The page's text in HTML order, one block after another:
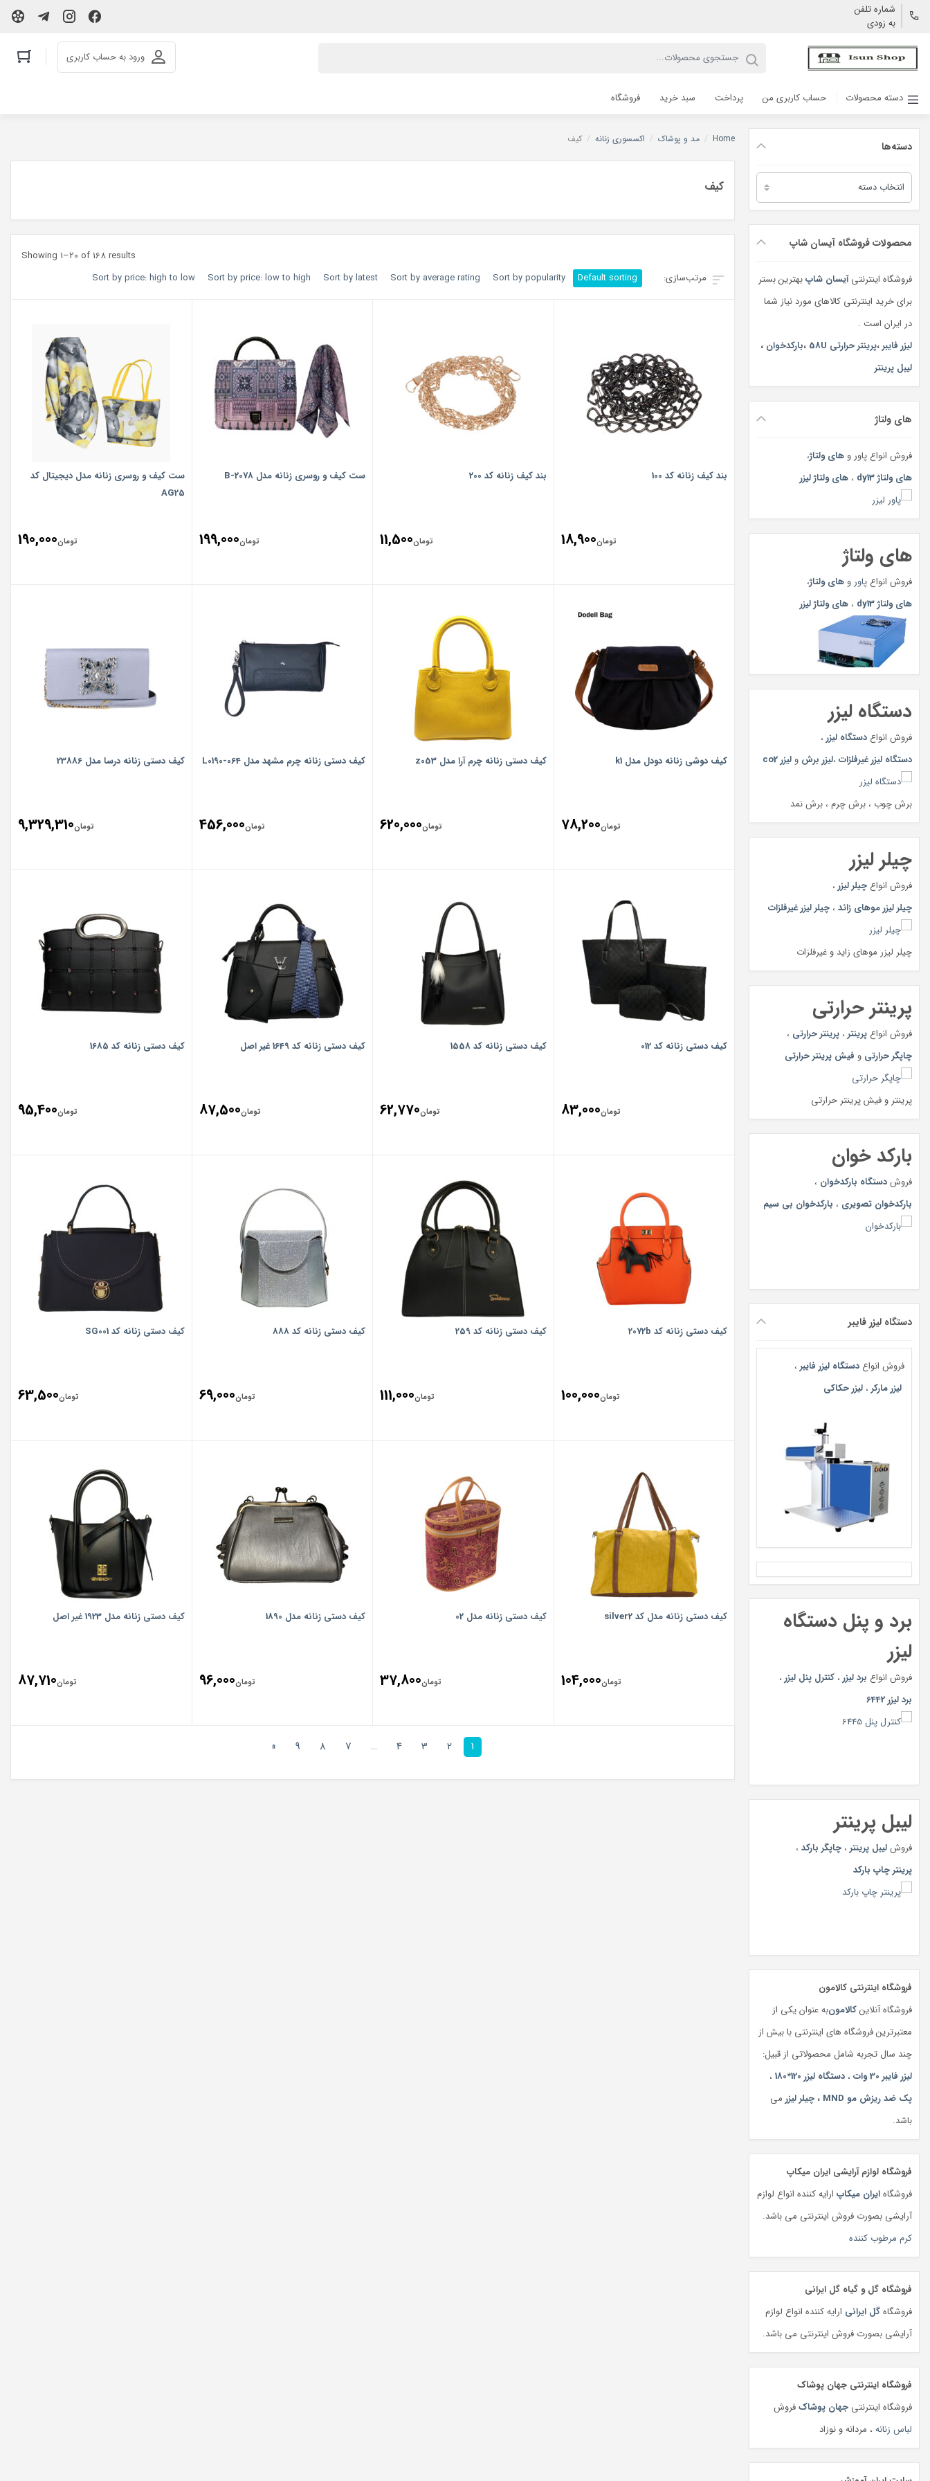
شماره تلفن
به زودی
ورود به حساب کاربری
دسته محصولات حساب کاربری من پرداخت سبد خرید فروشگاه
دسته‌ها
دسته‌ها
محصولات فروشگاه آیسان شاپ
فروشگاه اینترنتیآیسان شاپبهترین بستر
برای خرید اینترنتی کالاهای مورد نیاز شما
در ایران است .
لیزر فایبر،پرینتر حرارتی 58U ،بارکدخوان ،
لیبل پرینتر
های ولتاژ
فروش انواع پاور و های ولتاژ،
های ولتاژ dy13
، های ولتاژ لیزر
های ولتاژ
فروش انواع پاور و های ولتاژ،
های ولتاژ dy13
، های ولتاژ لیزر
دستگاه لیزر
فروش انواع دستگاه لیزر ،
دستگاه لیزر غیرفلزات ،لیزر برش و لیزر co2
برش چوب ، برش چرم ، برش نمد
چیلر لیزر
فروش انواع چیلر لیزر ،
چیلر لیزر موهای زائد ، چیلر لیزر غیرفلزات
چیلر لیزر موهای زاید و غیرفلزات
پرینتر حرارتی
فروش انواع پرینتر ، پرینتر حرارتی ،
چاپگر حرارتی و فیش پرینتر حرارتی
پرینتر و فیش پرینتر حرارتی
بارکد خوان
فروشدستگاه بارکدخوان ،
بارکدخوان تصویری ، بارکدخوان بی سیم
دستگاه لیزر فایبر
فروش انواع دستگاه لیزر فایبر ،
لیزر مارکر ، لیزر حکاکی
برد و پنل دستگاه
لیزر
فروش انواع برد لیزر ، کنترل پنل لیزر ،
برد لیزر 6442
لیبل پرینتر
فروشلیبل پرینتر ، چاپگر بارکد ،
پرینتر چاپ بارکد
فروشگاه اینترنتی کالامون
فروشگاه آنلاینکالامونبه عنوان یکی از
معتبرترین فروشگاه های اینترنتی با بیش از
چند سال تجربه شامل محصولاتی از قبیل:
لیزر فایبر 30 وات
، دستگاه لیزر 120*180
،
پک ضد ریزش مو MND
، چیلر لیزر می
باشد.
فروشگاه لوازم آرایشی ایران میکاپ
فروشگاهایران میکاپ ارایه کننده انواع لوازم
آرایشی بصورت فروش اینترنتی می باشد.
کرم مرطوب کننده
فروشگاه گل و گیاه گل ایرانی
فروشگاهگل ایرانی ارایه کننده انواع لوازم
آرایشی بصورت فروش اینترنتی می باشد.
فروشگاه اینترنتی جهان پوشاک
فروشگاه اینترنتی جهان پوشاکفروش
لباس زنانه ، مردانه و نوزاد
Home
/ مد و پوشاک / اکسسوری زنانه / کیف
کیف
Showing 1–20 of 168 results
Default sorting
Sort by popularity
Sort by average rating
Sort by latest
Sort by price: low to high
Sort by price: high to low
بند کیف زنانه کد 100
تومان18,900
بند کیف زنانه کد 200
تومان11,500
ست کیف و روسری زنانه مدل 2078-B
تومان199,000
ست کیف و روسری زنانه مدل دیجیتال کد
AG25
تومان190,000
كيف دوشي زنانه دودل مدل k1
تومان78,200
کیف دستی زنانه چرم آرا مدل z053
تومان620,000
کیف دستی زنانه چرم مشهد مدل L0190-064
تومان456,000
کیف دستی زنانه درسا مدل 23886
تومان9,329,310
کیف دستی زنانه کد 012
تومان83,000
کیف دستی زنانه کد 1558
تومان62,770
کیف دستی زنانه کد 1649 غیر اصل
تومان87,500
کیف دستی زنانه کد 1685
تومان95,400
کیف دستی زنانه کد 2072b
تومان100,000
کیف دستی زنانه کد 259
تومان111,000
کیف دستی زنانه کد 888
تومان69,000
کیف دستی زنانه کد SG001
تومان63,500
کیف دستی زنانه مدل کد silver2
تومان104,000
کیف دستی زنانه مدل 02
تومان37,800
کیف دستی زنانه مدل 1890
تومان96,000
کیف دستی زنانه مدل 1923 غیر اصل
تومان87,710
1
2
3
4
…
7
8
9
»